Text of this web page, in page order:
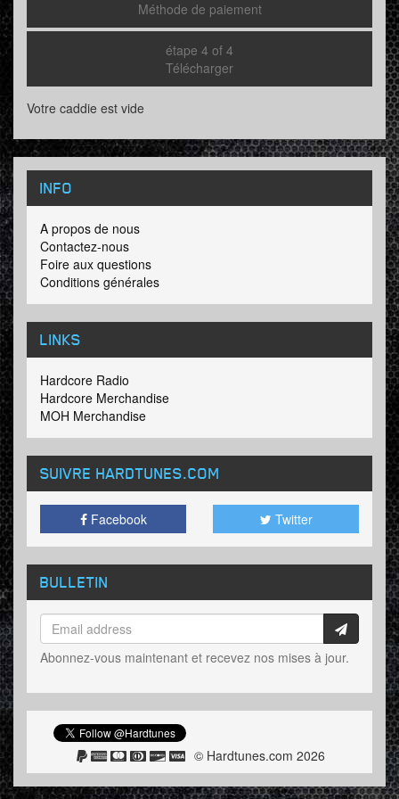
Méthode de paiement
étape 4 of 4
Télécharger
Votre caddie est vide
INFO
A propos de nous
Contactez-nous
Foire aux questions
Conditions générales
LINKS
Hardcore Radio
Hardcore Merchandise
MOH Merchandise
SUIVRE HARDTUNES.COM
Facebook Twitter
BULLETIN
Abonnez-vous maintenant et recevez nos mises à jour.
© Hardtunes.com 2026